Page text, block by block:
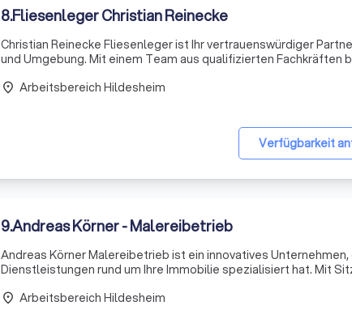
8.Fliesenleger Christian Reinecke
Christian Reinecke Fliesenleger ist Ihr vertrauenswürdiger
und Umgebung. Mit einem Team aus qualifizierten Fachkräften
Verfügbarkeit
place Arbeitsbereich Hildesheim
9.Andreas Körner - Malereibetrieb
Andreas Körner Malereibetrieb ist ein innovatives
Dienstleistungen rund um Ihre Immobilie spezialisiert hat. Mit
St
place Arbeitsbereich Hildesheim